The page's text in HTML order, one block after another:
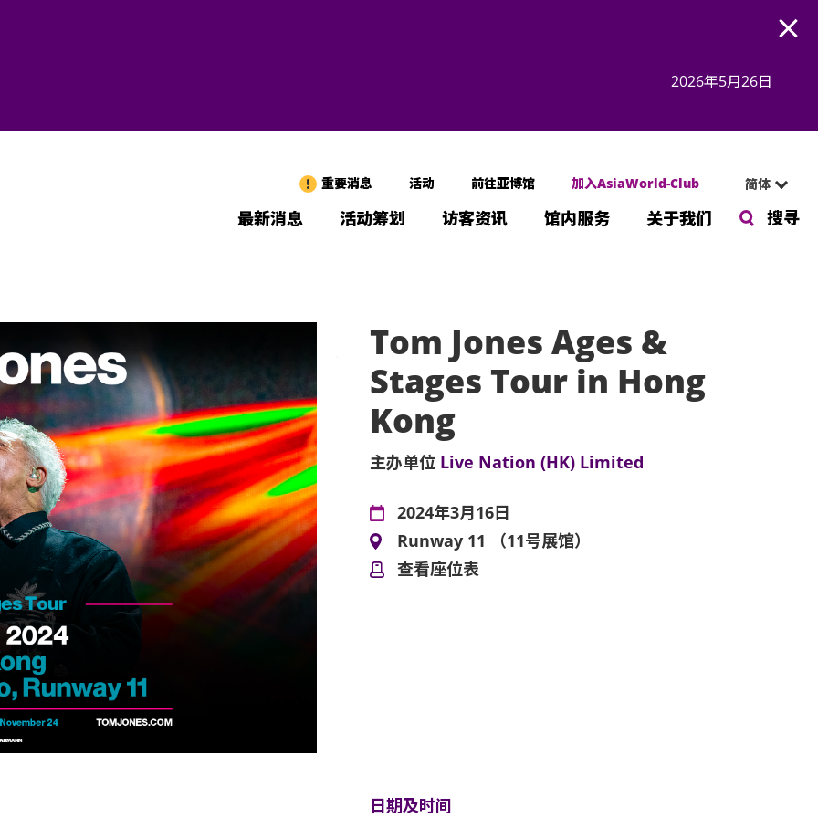
2026年5月26日
重要消息 活动 前往亚博馆 加入AsiaWorld-Club 简体
最新消息 活动筹划 访客资讯 馆内服务 关于我们 搜寻
Tom Jones Ages &
Stages Tour in Hong
Kong
主办单位 Live Nation (HK) Limited
2024年3月16日
Runway 11 （11号展馆）
查看座位表
日期及时间